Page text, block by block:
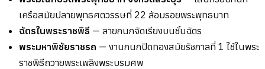
เครือสมัยปลายพุทธศตวรรษที่ 22 ล้อมรอยพระพุทธบาท
ฉัตรในพระราชพิธี — ลายกนกจัดเรียงบนชั้นฉัตร
พระมหาพิชัยราชรถ — งานกนกปิดทองสมัยรัชกาลที่ 1 ใช้ในพระ
ราชพิธีถวายพระเพลิงพระบรมศพ